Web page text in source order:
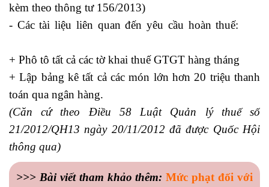
kèm theo thông tư 156/2013)
- Các tài liệu liên quan đến yêu cầu hoàn thuế:
+ Phô tô tất cả các tờ khai thuế GTGT hàng tháng
+ Lập bảng kê tất cả các món lớn hơn 20 triệu thanh
toán qua ngân hàng.
(Căn cứ theo Điều 58 Luật Quản lý thuế số
21/2012/QH13 ngày 20/11/2012 đã được Quốc Hội
thông qua)
>>> Bài viết tham khảo thêm:Mức phạt đối với